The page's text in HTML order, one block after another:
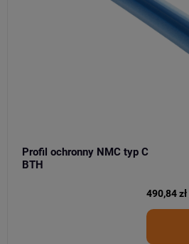
Profil ochronny NMC typ C
BTH
490,84 zł